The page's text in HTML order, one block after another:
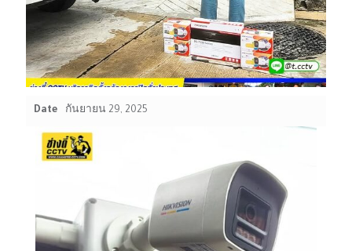
Date กันยายน 29, 2025